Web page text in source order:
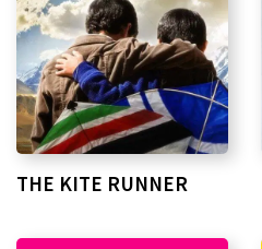
THE KITE RUNNER